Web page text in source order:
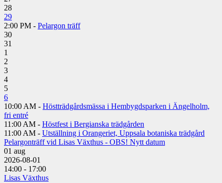
28
29
2:00 PM - Pelargon träff
30
31
1
2
3
4
5
6
10:00 AM - Höstträdgårdsmässa i Hembygdsparken i Ängelholm,
fri entré
11:00 AM - Höstfest i Bergianska trädgården
11:00 AM - Utställning i Orangeriet, Uppsala botaniska trädgård
Pelargonträff vid Lisas Växthus - OBS! Nytt datum
01 aug
2026-08-01
14:00 - 17:00
Lisas Växthus